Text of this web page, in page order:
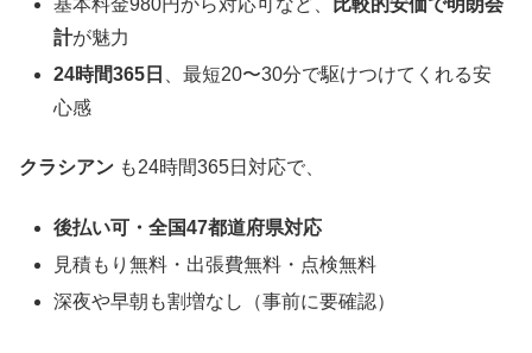
計が魅力
24時間365日
、最短20〜30分で駆けつけてくれる安
心感
クラシアン も24時間365日対応で、
後払い可・全国47都道府県対応
見積もり無料・出張費無料・点検無料
深夜や早朝も割増なし（事前に要確認）